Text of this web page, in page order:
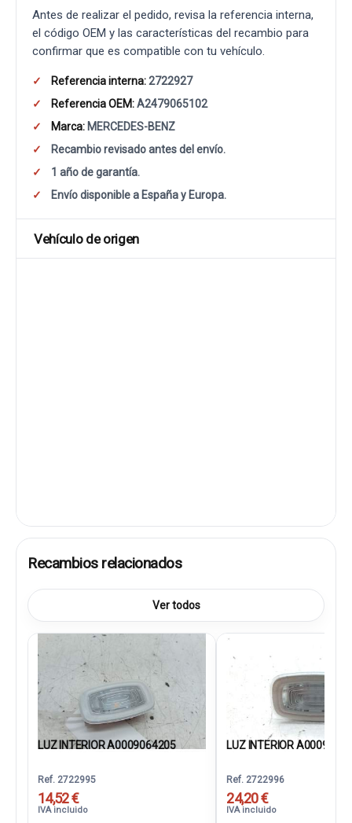
Antes de realizar el pedido, revisa la referencia interna,
el código OEM y las características del recambio para
confirmar que es compatible con tu vehículo.
Referencia interna:2722927
Referencia OEM:A2479065102
Marca: MERCEDES-BENZ
Recambio revisado antes del envío.
1 año de garantía.
Envío disponible a España y Europa.
Vehículo de origen
Recambios relacionados
Ver todos
LUZ INTERIOR A0009064205
Ref. 2722995
14,52 €
IVA incluido
LUZ INTERIOR
Ref. 2722996
24,20 €
IVA incluido